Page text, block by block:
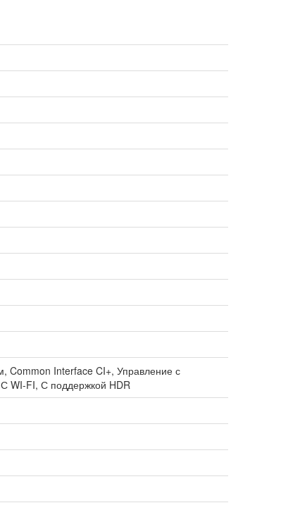
Common Interface CI+, Управление с
WI-FI, С поддержкой HDR